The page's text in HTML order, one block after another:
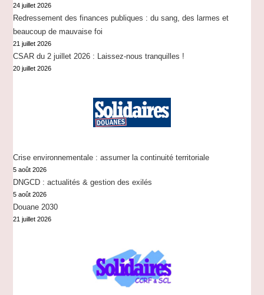
24 juillet 2026
Redressement des finances publiques : du sang, des larmes et
beaucoup de mauvaise foi
21 juillet 2026
CSAR du 2 juillet 2026 : Laissez-nous tranquilles !
20 juillet 2026
Crise environnementale : assumer la continuité territoriale
5 août 2026
DNGCD : actualités & gestion des exilés
5 août 2026
Douane 2030
21 juillet 2026